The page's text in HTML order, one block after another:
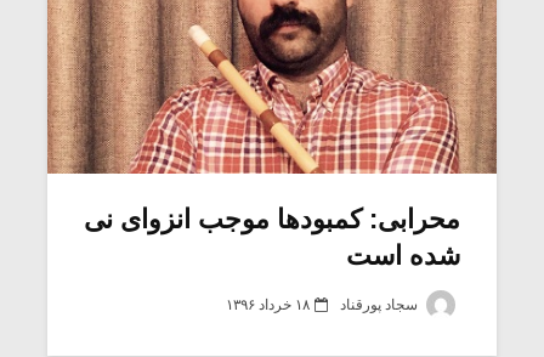
محرابی: کمبودها موجب انزوای نی
شده است
سجاد پورقناد ۱۸ خرداد ۱۳۹۶
میکلوش روژا
یادداشتی بر موسیقی
متن فیلم «متری
موریس ژار